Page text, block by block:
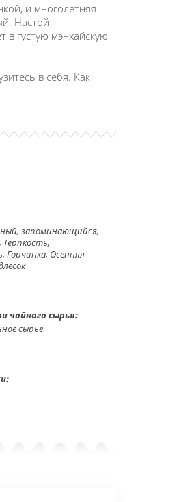
и многолетняя
Настой
в густую мэнхайскую
в себя. Как
запоминающийся,
Горчинка, Осенняя
чайного сырья:
сырье